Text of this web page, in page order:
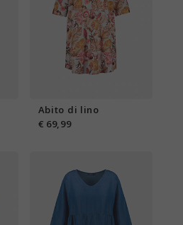
Abito di lino
€ 69,99